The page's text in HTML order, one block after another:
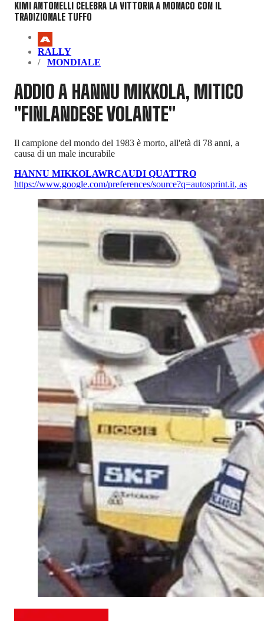
KIMI ANTONELLI CELEBRA LA VITTORIA A MONACO CON IL
TRADIZIONALE TUFFO
RALLY
MONDIALE
ADDIO A HANNU MIKKOLA, MITICO
"FINLANDESE VOLANTE"
Il campione del mondo del 1983 è morto, all'età di 78 anni, a
causa di un male incurabile
HANNU MIKKOLAWRCAUDI QUATTRO
https://www.google.com/preferences/source?q=autosprint.it, as